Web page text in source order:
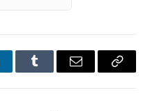
Tumblr Email
Copy